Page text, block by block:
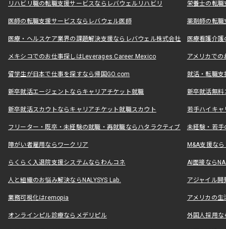
リハビリ職の転職支援サービスならレバウェルリハビリ 栄養士の転
医師の転職支援サービスならレバウェル医師 薬剤師の転
医療・ヘルスケア業界の課題解決支援ならレバウェル株式会社 医療看護介
メキシコでのお仕事探しはLeverages Career Mexico アメリカで
留学生が日本で仕事を探すなら帰国GO.com 就活・転職
新卒就活エージェントならキャリアチケット就職 新卒就活無料
新卒就活スカウトならキャリアチケット就職スカウト 若手ハイキ
フリーター・既卒・未経験の就職・再就職ならハタラクティブ 未経験・若手
障がい者雇用ならワークリア M&A支援な
らくらく入退院支援システムならわんコネ AI面接なら
人と組織のお悩み解決ならNALYSYS Lab. アジャイル
業務可視化はremopia アメリカの
オンラインピル診療ならメデリピル 外国人採用